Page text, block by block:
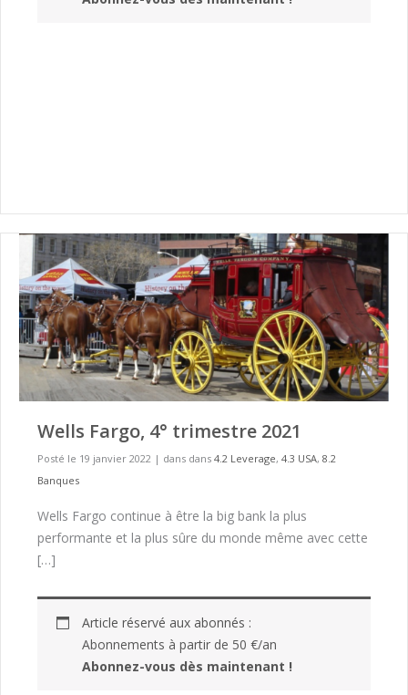
Wells Fargo, 4° trimestre 2021
Posté le 19 janvier 2022 | dans dans 4.2 Leverage, 4.3 USA, 8.2
Banques
Wells Fargo continue à être la big bank la plus
performante et la plus sûre du monde même avec cette
[…]
Article réservé aux abonnés :
Abonnements à partir de 50 €/an
Abonnez-vous dès maintenant !